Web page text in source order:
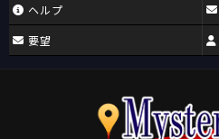
ヘルプ
要望